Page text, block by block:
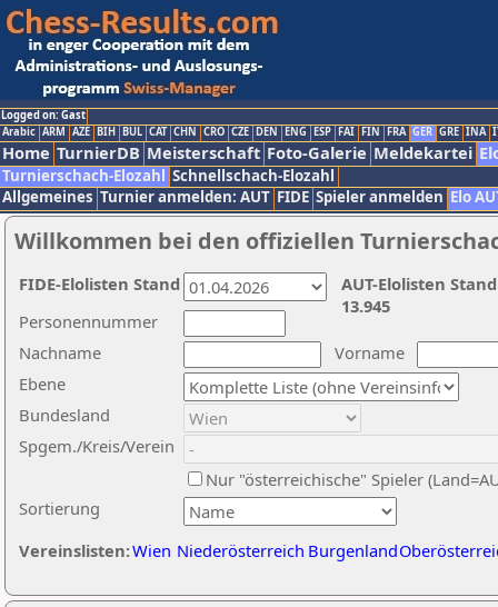
Logged on: Gast
Arabic ARM AZE BIH BUL CAT CHN CRO CZE DEN ENG ESP FAI FIN FRA GER GRE INA
Home TurnierDB Meisterschaft Foto-Galerie Meldekartei
Turnierschach-Elozahl Schnellschach-Elozahl
Allgemeines Turnier anmelden: AUT FIDE Spieler anmelden Elo
Willkommen bei den offiziellen
Nachname
Vorname
Ebene
Sortierung
Personennummer
Bundesland
Spgem./Kreis/Verein
Nur "österreichische" Spieler
Vereinslisten:Wien Niederösterreich Burgenland
AUT-Elolisten
13.945
FIDE-Elolisten Stand